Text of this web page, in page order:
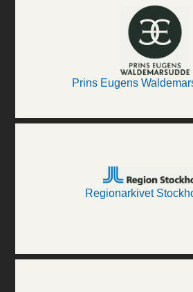
Prins Eugens
Regionarkivet